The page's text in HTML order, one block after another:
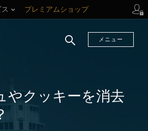
プレミアムショップ
メニュー
やクッキーを消去